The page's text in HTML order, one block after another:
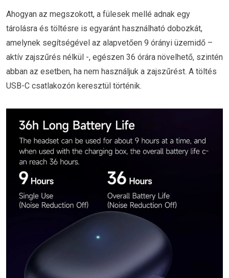
Ahogyan az megszokott, a fülesek mellé adnak egy
tárolásra és töltésre is egyaránt használható dobozkát,
amelynek segítségével az alapvetően 9 órányi üzemidő –
aktív zajszűrés nélkül -, egészen 36 órára növelhető, szintén
abban az esetben, ha nem használjuk a zajszűrést. A töltés
USB-C csatlakozón keresztül történik.